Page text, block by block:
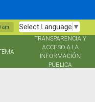
am Select Language ▼
TRANSPARENCIA Y
ACCESO A LA
INFORMACIÓN
PÚBLICA